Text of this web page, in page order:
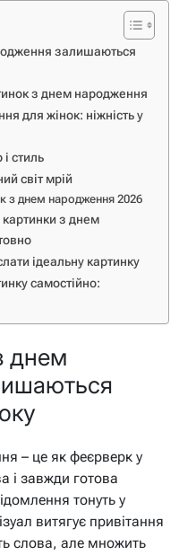
залишаються
з днем народження
для жінок: ніжність у
стиль
світ мрій
з днем народження 2026
з днем
ідеальну картинку
самостійно:
днем
– це як феєрверк у
і завжди готова
тонуть у
витягує привітання
слова, але множить